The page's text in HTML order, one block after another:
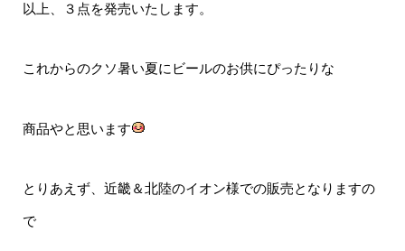
以上、３点を発売いたします。
これからのクソ暑い夏にビールのお供にぴったりな
商品やと思います
とりあえず、近畿＆北陸のイオン様での販売となりますの
で